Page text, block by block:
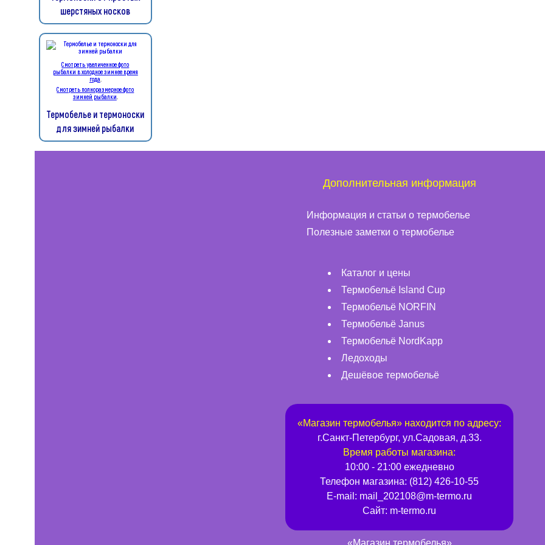
шерстяных носков
Смотреть увеличенное фото
рыбалки в холодное зимнее время
года
Смотреть полноразмерное фото
зимней рыбалки
Термобелье и термоноски
для зимней рыбалки
Дополнительная информация
Информация и статьи о термобелье
Полезные заметки о термобелье
Каталог и цены
Термобельё Island Cup
Термобельё NORFIN
Термобельё Janus
Термобельё NordKapp
Ледоходы
Дешёвое термобельё
«Магазин термобелья» находится по адресу:
г.Санкт-Петербург, ул.Садовая, д.33.
Время работы магазина:
10:00 - 21:00 ежедневно
Телефон магазина: (812) 426-10-55
E-mail: mail_202108@m-termo.ru
Сайт: m-termo.ru